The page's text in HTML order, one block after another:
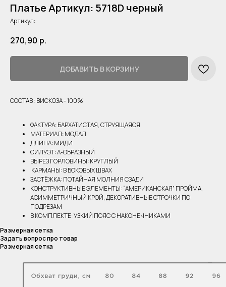
Платье Артикул: 5718D черный
Артикул:
270,90 р.
ДОБАВИТЬ В КОРЗИНУ
СОСТАВ : ВИСКОЗА - 100%
ФАКТУРА: БАРХАТИСТАЯ, СТРУЯЩАЯСЯ
МАТЕРИАЛ: МОДАЛ
ДЛИНА: МИДИ
СИЛУЭТ: А-ОБРАЗНЫЙ
ВЫРЕЗ ГОРЛОВИНЫ: КРУГЛЫЙ
КАРМАНЫ: В БОКОВЫХ ШВАХ
ЗАСТЁЖКА: ПОТАЙНАЯ МОЛНИЯ СЗАДИ
КОНСТРУКТИВНЫЕ ЭЛЕМЕНТЫ: “АМЕРИКАНСКАЯ” ПРОЙМА,
АСИММЕТРИЧНЫЙ КРОЙ, ДЕКОРАТИВНЫЕ СТРОЧКИ ПО
ПОДРЕЗАМ
В КОМПЛЕКТЕ: УЗКИЙ ПОЯС С НАКОНЕЧНИКАМИ
Размерная сетка
Задать вопрос про товар
Размерная сетка